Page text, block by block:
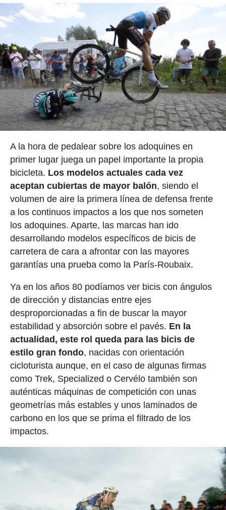
A la hora de pedalear sobre los adoquines en
primer lugar juega un papel importante la propia
bicicleta. Los modelos actuales cada vez
aceptan cubiertas de mayor balón, siendo el
volumen de aire la primera línea de defensa frente
a los continuos impactos a los que nos someten
los adoquines. Aparte, las marcas han ido
desarrollando modelos específicos de bicis de
carretera de cara a afrontar con las mayores
garantías una prueba como la París-Roubaix.
Ya en los años 80 podíamos ver bicis con ángulos
de dirección y distancias entre ejes
desproporcionadas a fin de buscar la mayor
estabilidad y absorción sobre el pavés. En la
actualidad, este rol queda para las bicis de
estilo gran fondo, nacidas con orientación
cicloturista aunque, en el caso de algunas firmas
como Trek, Specialized o Cervélo también son
auténticas máquinas de competición con unas
geometrías más estables y unos laminados de
carbono en los que se prima el filtrado de los
impactos.